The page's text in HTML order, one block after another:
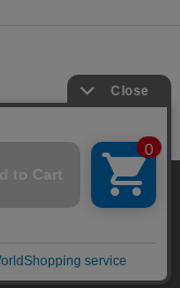
キーはサイト内
からマーケティ